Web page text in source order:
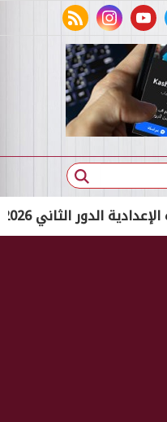
youtube
instagram
rss feed
برقم الجلوس